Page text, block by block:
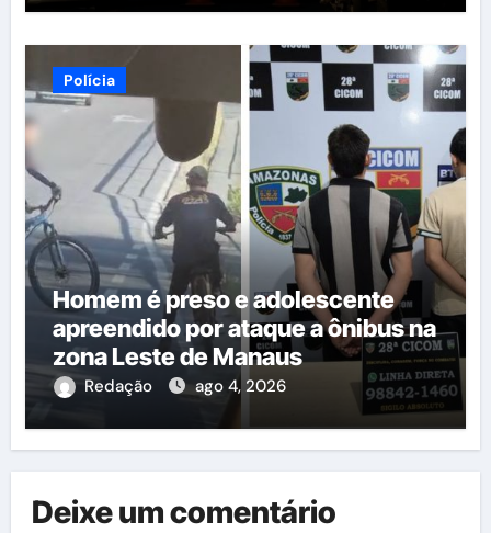
Polícia
Homem é preso e adolescente
apreendido por ataque a ônibus na
zona Leste de Manaus
Redação ago 4, 2026
Deixe um comentário